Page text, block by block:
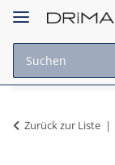
Zurück zur Liste